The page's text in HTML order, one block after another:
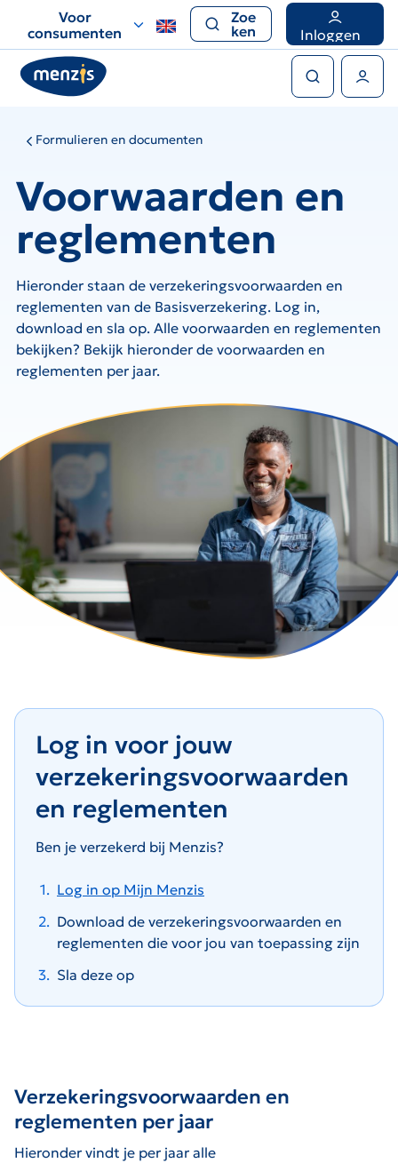
voor
snelle
navigatie
Voor
consumenten
Zoe
ken
Inloggen
Formulieren en documenten
Voorwaarden en
reglementen
Hieronder staan de verzekeringsvoorwaarden en
reglementen van de Basisverzekering. Log in,
download en sla op. Alle voorwaarden en reglementen
bekijken? Bekijk hieronder de voorwaarden en
reglementen per jaar.
Log in voor jouw
verzekeringsvoorwaarden
en reglementen
Ben je verzekerd bij Menzis?
Log in op Mijn Menzis
Download de verzekeringsvoorwaarden en
reglementen die voor jou van toepassing zijn
Sla deze op
Verzekeringsvoorwaarden en
reglementen per jaar
Hieronder vindt je per jaar alle